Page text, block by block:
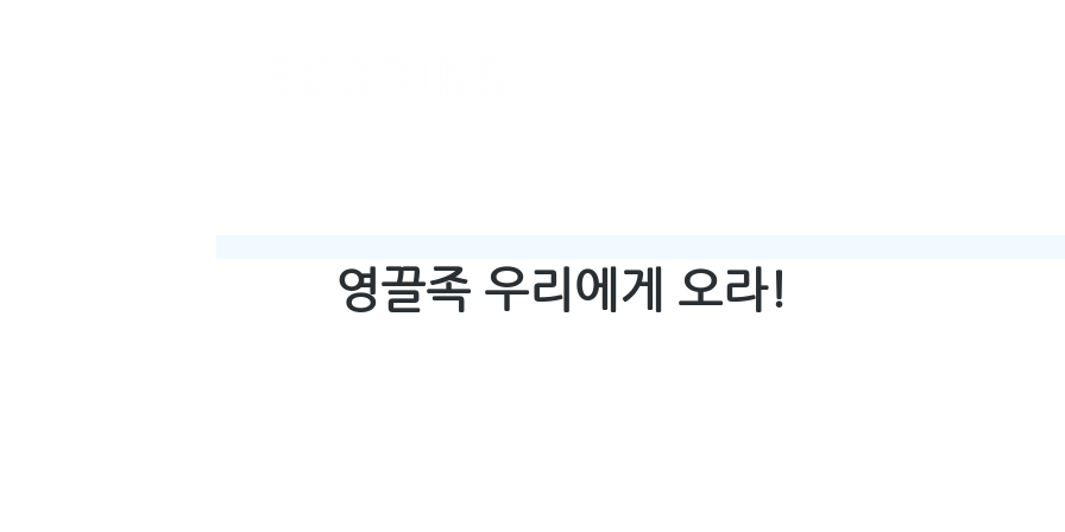
영끌족 우리에게 오라!